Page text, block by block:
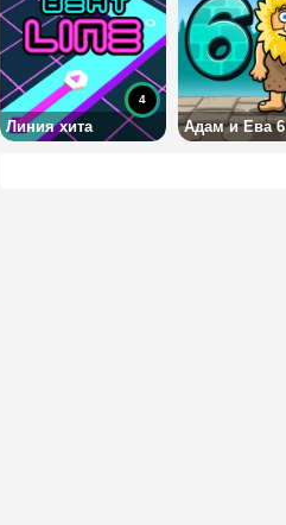
Линия хита
4
Адам и Ева 6